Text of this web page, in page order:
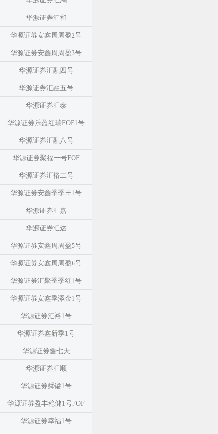
华源证券汇和
华源证券安鑫周周盈2号
华源证券安鑫周周盈3号
华源证券汇融四号
华源证券汇融五号
华源证券汇泰
华源证券乐盈红瑞FOF1号
华源证券汇融八号
华源证券聚福一号FOF
华源证券汇裕二号
华源证券安鑫季季丰1号
华源证券汇嘉
华源证券汇达
华源证券安鑫周周盈5号
华源证券安鑫周周盈6号
华源证券汇聚季季红1号
华源证券安鑫季添金1号
华源证券汇裕1号
华源证券鑫新季1号
华源证券鑫七天
华源证券汇顺
华源证券舜镒1号
华源证券盈丰稳健1号FOF
华源证券幸福1号